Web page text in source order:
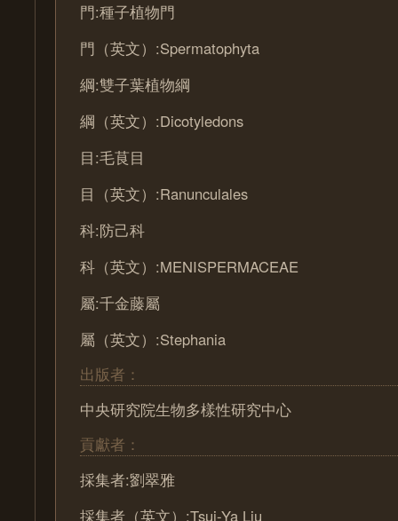
門:種子植物門
門（英文）:Spermatophyta
綱:雙子葉植物綱
綱（英文）:Dicotyledons
目:毛茛目
目（英文）:Ranunculales
科:防己科
科（英文）:MENISPERMACEAE
屬:千金藤屬
屬（英文）:Stephania
出版者：
中央研究院生物多樣性研究中心
貢獻者：
採集者:劉翠雅
採集者（英文）:Tsui-Ya Liu